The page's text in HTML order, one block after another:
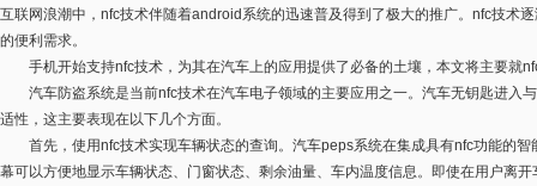
互联网浪潮中，nfc技术伴随着android系统的迅速普及得到了极大的推广。nfc技术
的便利需求。
手机开始支持nfc技术，为其在汽车上的应用提供了必备的土壤，本文将主要就
汽车防盗系统是当前nfc技术在汽车电子领域的主要应用之一。汽车无钥匙进入
适性，这主要表现在以下几个方面。
首先，使用nfc技术实现车辆状态的查询。汽车peps系统在集成具有nfc功能的智
幕可以方便地显示车辆状态、门窗状态、剩余油量、车内温度信息。即使在用户离